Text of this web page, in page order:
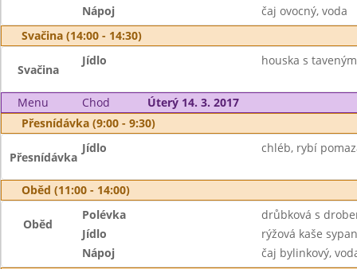
Nápoj
čaj ovocný, voda
Svačina (14:00 - 14:30)
Svačina
Jídlo houska s
Menu Chod
Úterý 14. 3. 2017
Přesnídávka (9:00 - 9:30)
Přesnídávka
Jídlo chléb, rybí
Oběd (11:00 - 14:00)
Oběd
Polévka
drůbková s
Jídlo
rýžová kaše
Nápoj
čaj bylinkový,